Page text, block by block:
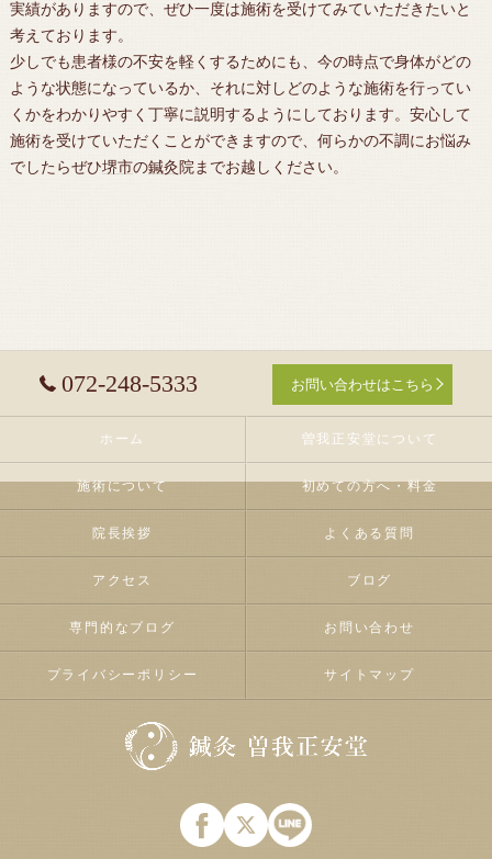
実績がありますので、ぜひ一度は施術を受けてみていただきたいと
考えております。
少しでも患者様の不安を軽くするためにも、今の時点で身体がどの
ような状態になっているか、それに対しどのような施術を行ってい
くかをわかりやすく丁寧に説明するようにしております。安心して
施術を受けていただくことができますので、何らかの不調にお悩み
でしたらぜひ堺市の鍼灸 院までお越しください。
072-248-5333 お問い合わせはこちら
ホーム 曽我正安堂について
施術について 初めての方へ・料金
院長挨拶 よくある質問
アクセス ブログ
専門的なブログ お問い合わせ
プライバシーポリシー サイトマップ